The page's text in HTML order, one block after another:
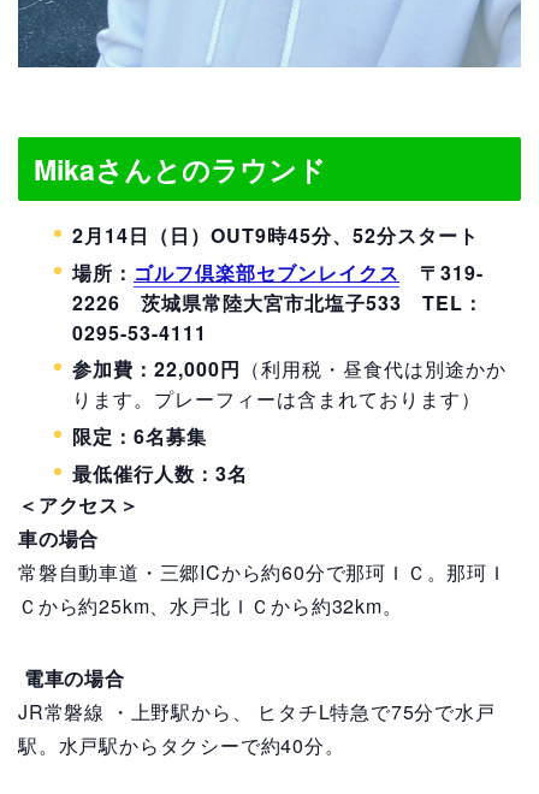
Mikaさんとのラウンド
2月14日（日）OUT9時45分、52分スタート
場所： ゴルフ倶楽部セブンレイクス 〒319-
2226 茨城県常陸大宮市北塩子533 TEL：
0295-53-4111
参加費：22,000円 （利用税・昼食代は別途かか
ります。プレーフィーは含まれております）
限定：6名募集
最低催行人数：3名
＜アクセス＞
車の場合
常磐自動車道・三郷ICから約60分で那珂ＩＣ。那珂Ｉ
Ｃから約25km、水戸北ＩＣから約32km。
電車の場合
JR常磐線 ・上野駅から、 ヒタチL特急で75分で水戸
駅。水戸駅からタクシーで約40分。